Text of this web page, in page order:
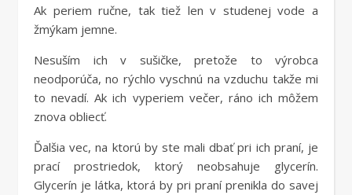
Ak periem ručne, tak tiež len v studenej vode a
žmýkam jemne.
Nesuším ich v sušičke, pretože to výrobca
neodporúča, no rýchlo vyschnú na vzduchu takže mi
to nevadí. Ak ich vyperiem večer, ráno ich môžem
znova obliecť.
Ďalšia vec, na ktorú by ste mali dbať pri ich praní, je
prací prostriedok, ktorý neobsahuje glycerín.
Glycerín je látka, ktorá by pri praní prenikla do savej